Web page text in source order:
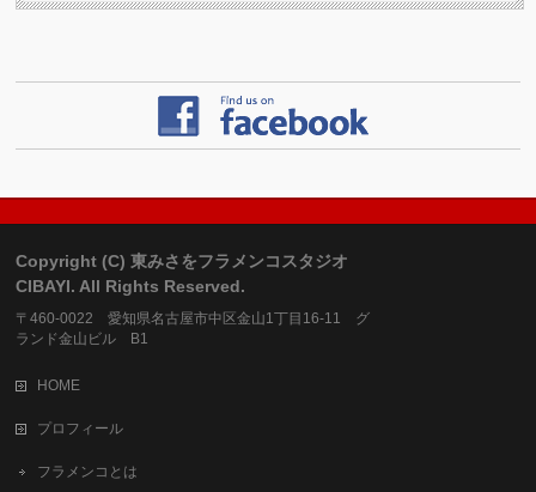
Copyright (C) 東みさをフラメンコスタジオ
CIBAYI. All Rights Reserved.
〒460-0022 愛知県名古屋市中区金山1丁目16-11 グ
ランド金山ビル B1
HOME
プロフィール
フラメンコとは